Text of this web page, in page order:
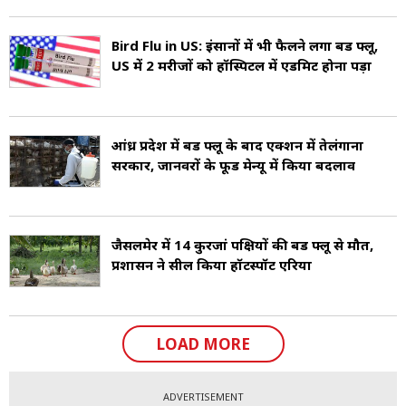
Bird Flu in US: इंसानों में भी फैलने लगा बर्ड फ्लू,
US में 2 मरीजों को हॉस्पिटल में एडमिट होना पड़ा
आंध्र प्रदेश में बर्ड फ्लू के बाद एक्शन में तेलंगाना
सरकार, जानवरों के फूड मेन्यू में किया बदलाव
जैसलमेर में 14 कुरजां पक्षियों की बर्ड फ्लू से मौत,
प्रशासन ने सील किया हॉटस्पॉट एरिया
LOAD MORE
ADVERTISEMENT